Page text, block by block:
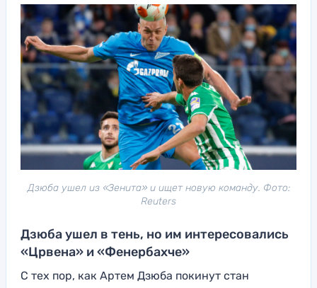
Дзюба ушел из «Зенита» и ищет новую команду. Фото:
Reuters
Дзюба ушел в тень, но им интересовались
«Црвена» и «Фенербахче»
С тех пор, как Артем Дзюба покинут стан